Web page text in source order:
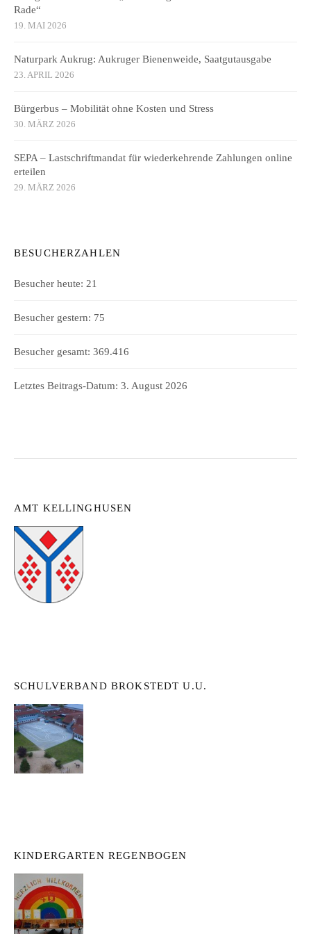
Rade“
19. MAI 2026
Naturpark Aukrug: Aukruger Bienenweide, Saatgutausgabe
23. APRIL 2026
Bürgerbus – Mobilität ohne Kosten und Stress
30. MÄRZ 2026
SEPA – Lastschriftmandat für wiederkehrende Zahlungen online
erteilen
29. MÄRZ 2026
BESUCHERZAHLEN
Besucher heute: 21
Besucher gestern: 75
Besucher gesamt: 369.416
Letztes Beitrags-Datum: 3. August 2026
AMT KELLINGHUSEN
SCHULVERBAND BROKSTEDT U.U.
KINDERGARTEN REGENBOGEN